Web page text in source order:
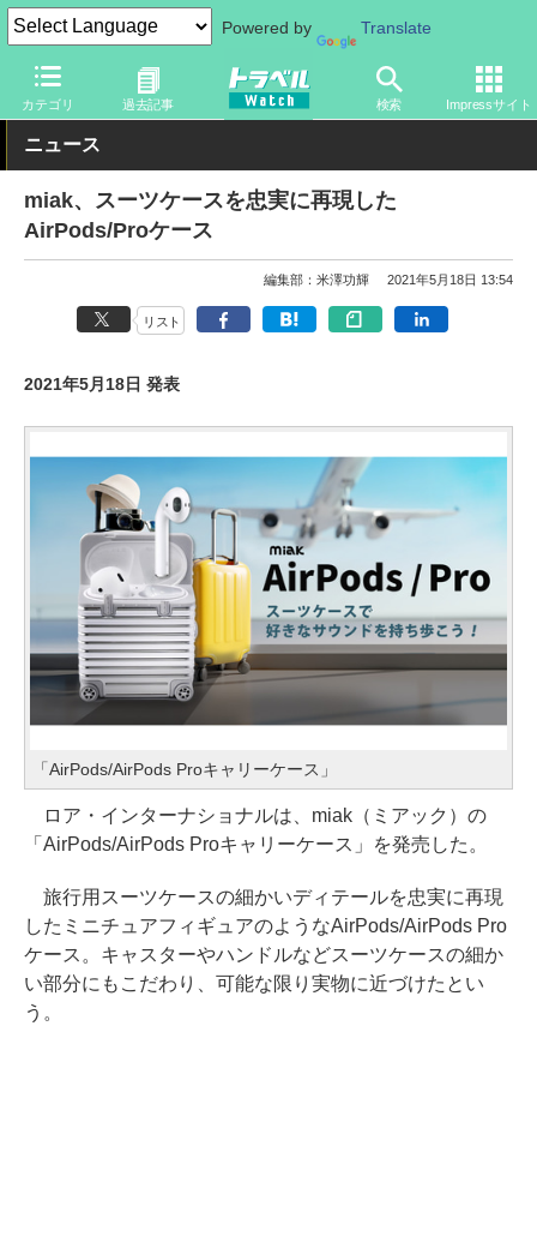
Powered by Translate
カテゴリ 過去記事 検索 Impressサイト
トラベル Watch 旅のアイテム ガジェット ヘッドフォン
ニュース
miak、スーツケースを忠実に再現した
AirPods/Proケース
編集部：米澤功輝 2021年5月18日 13:54
リスト
2021年5月18日 発表
「AirPods/AirPods Proキャリーケース」
ロア・インターナショナルは、miak（ミアック）の
「AirPods/AirPods Proキャリーケース」を発売した。
旅行用スーツケースの細かいディテールを忠実に再現
したミニチュアフィギュアのようなAirPods/AirPods Pro
ケース。キャスターやハンドルなどスーツケースの細か
い部分にもこだわり、可能な限り実物に近づけたとい
う。